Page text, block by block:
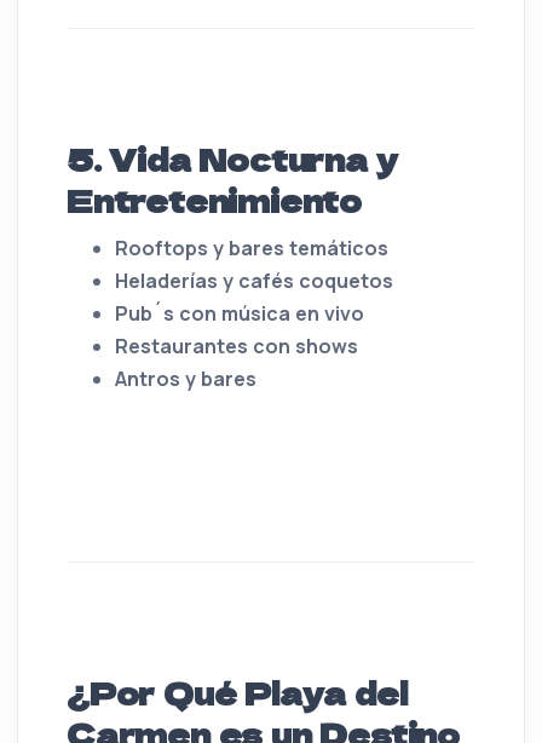
5. Vida Nocturna y
Entretenimiento
Rooftops y bares temáticos
Heladerías y cafés coquetos
Pub´s con música en vivo
Restaurantes con shows
Antros y bares
¿Por Qué Playa del
Carmen es un Destino